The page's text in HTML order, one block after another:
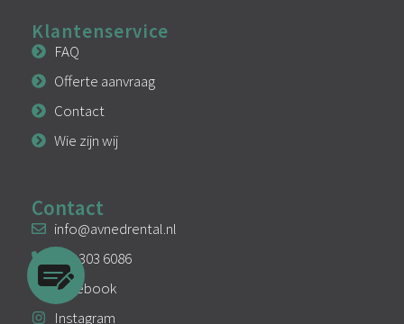
Klantenservice
FAQ
Offerte aanvraag
Contact
Wie zijn wij
Contact
info@avnedrental.nl
033 303 6086
Facebook
Instagram